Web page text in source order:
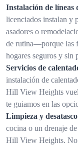
Instalación de líneas
licenciados instalan y
asadores o
de rutina—porque las
hogares seguros y sin
Servicios de
instalación de
Hill View Heights
te guiamos en las
Limpieza y
cocina o un drenaje
Hill View Heights. No